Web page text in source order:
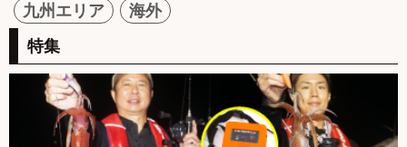
九州エリア
海外
特集